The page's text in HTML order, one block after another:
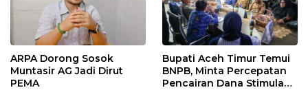
ARPA Dorong Sosok
Muntasir AG Jadi Dirut
PEMA
Bupati Aceh Timur Temui
BNPB, Minta Percepatan
Pencairan Dana Stimulan